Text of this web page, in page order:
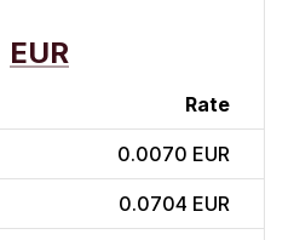
EUR
Rate
0.0070 EUR
0.0704 EUR